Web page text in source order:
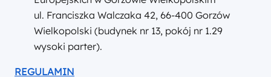
ul. Franciszka Walczaka 42, 66-400 Gorzów
Wielkopolski (budynek nr 13, pokój nr 1.29
wysoki parter).
REGULAMIN